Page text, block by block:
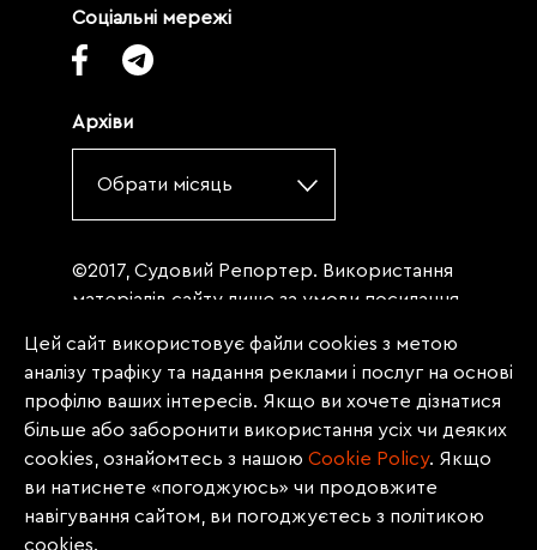
Соціальні мережі
Архіви
Обрати місяць
©2017, Судовий Репортер. Використання
матеріалів сайту лише за умови посилання
«Судовий репортер» не нижче третього
абзацу. Матеріали, щодо яких міститься
заборона на повну републікацію
(передрук, копіювання, відтворення або
інше використання), заборонено
передруковувати без згоди редакції.
Матеріали з позначкою PROMOTED, ЗА
Цей сайт використовує файли cookies з метою
аналізу трафіку та надання реклами і послуг на основі
профілю ваших інтересів. Якщо ви хочете дізнатися
більше або заборонити використання усіх чи деяких
cookies, ознайомтесь з нашою Сookie Policy. Якщо
ви натиснете «погоджуюсь» чи продовжите
навігування сайтом, ви погоджуєтесь з політикою
cookies.